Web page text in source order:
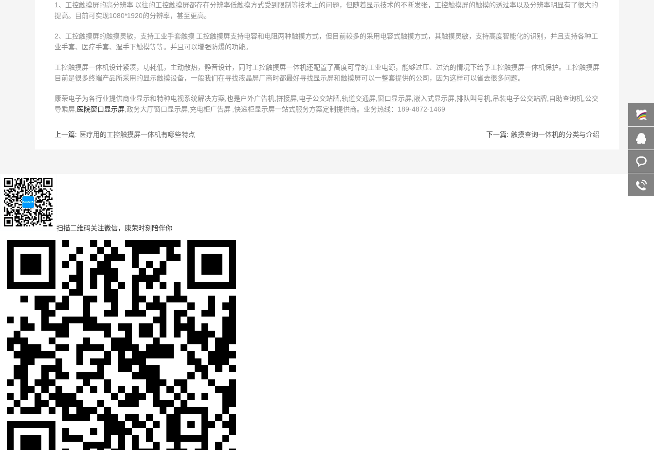
1、工控触摸屏的高分辨率 以往的工控触摸屏都存在分辨率低触摸方式受到限制等技术上的问题，但随着显示技术的不断发张，工控触摸屏的触摸的透过率以及分辨率明显有了很大的
提高。目前可实现1080*1920的分辨率，甚至更高。
2、工控触摸屏的触摸灵敏，支持工业手套触摸 工控触摸屏支持电容和电阻两种触摸方式，但目前较多的采用电容式触摸方式，其触摸灵敏，支持高度智能化的识别，并且支持各种工
业手套、医疗手套、湿手下触摸等等。并且可以增强防爆的功能。
工控触摸屏一体机设计紧凑，功耗低，主动散热，静音设计，同时工控触摸屏一体机还配置了高度可靠的工业电源，能够过压、过流的情况下给予工控触摸屏一体机保护。工控触摸屏
目前是很多终端产品所采用的显示触摸设备，一般我们在寻找液晶屏厂商时都最好寻找显示屏和触摸屏可以一整套提供的公司，因为这样可以省去很多问题。
康荣电子为各行业提供商业显示和特种电视系统解决方案,也是户外广告机,拼接屏,电子公交站牌,轨道交通屏,窗口显示屏,嵌入式显示屏,排队叫号机,吊装电子公交站牌,自助查询机,公交
导乘屏, 医院窗口显示屏 ,政务大厅窗口显示屏,充电柜广告屏 ,快递柜显示屏一站式服务方案定制提供商。业务热线：189-4872-1469
上一篇: 医疗用的工控触摸屏一体机有哪些特点 下一篇: 触摸查询一体机的分类与介绍
扫描二维码关注微信，康荣时刻陪伴你
百度商
在线咨
客服咨